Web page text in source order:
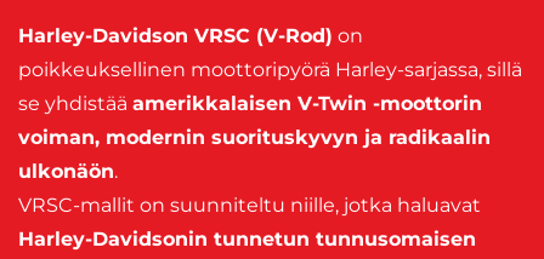
Harley-Davidson VRSC (V-Rod) on
poikkeuksellinen moottoripyörä Harley-sarjassa, sillä
se yhdistää amerikkalaisen V-Twin -moottorin
voiman, modernin suorituskyvyn ja radikaalin
ulkonäön.
VRSC-mallit on suunniteltu niille, jotka haluavat
Harley-Davidsonin tunnetun tunnusomaisen